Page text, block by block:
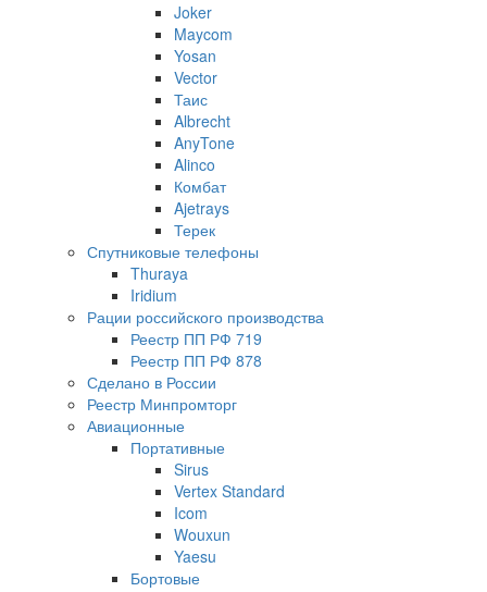
Joker
Maycom
Yosan
Vector
Таис
Albrecht
AnyTone
Alinco
Комбат
Ajetrays
Терек
Спутниковые телефоны
Thuraya
Iridium
Рации российского производства
Реестр ПП РФ 719
Реестр ПП РФ 878
Сделано в России
Реестр Минпромторг
Авиационные
Портативные
Sirus
Vertex Standard
Icom
Wouxun
Yaesu
Бортовые